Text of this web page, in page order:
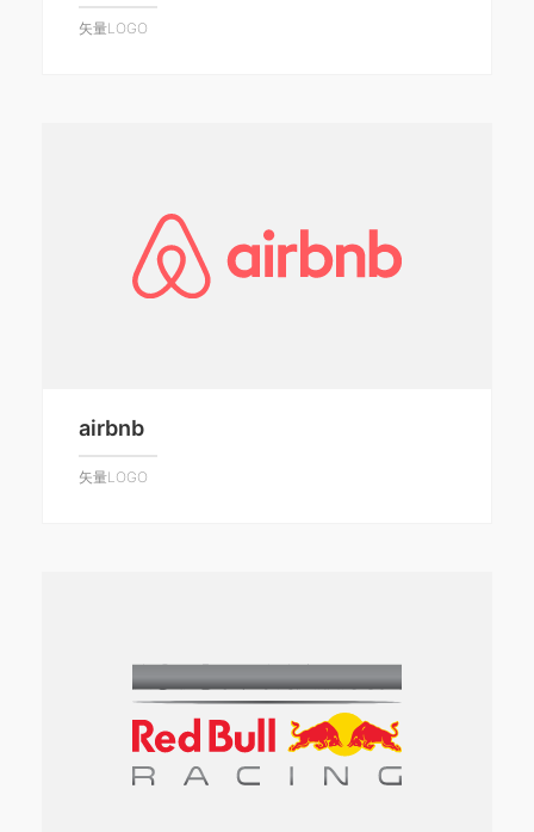
矢量LOGO
airbnb
矢量LOGO